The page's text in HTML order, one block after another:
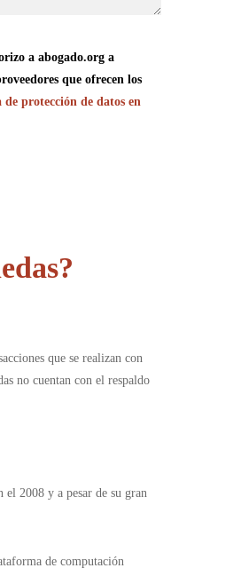
a abogado.org a
que ofrecen los
protección de datos en
que se realizan con
no cuentan con el respaldo
el 2008 y a pesar de su gran
de computación